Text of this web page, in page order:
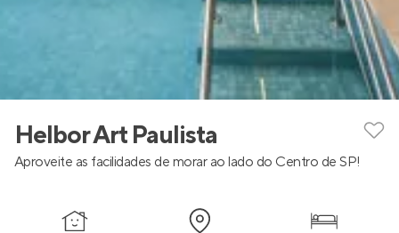
Helbor Art Paulista
Aproveite as facilidades de morar ao lado do Centro de SP!